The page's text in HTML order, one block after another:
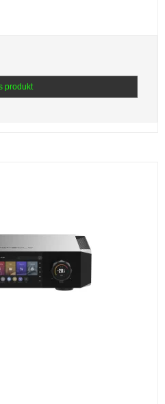
produkt